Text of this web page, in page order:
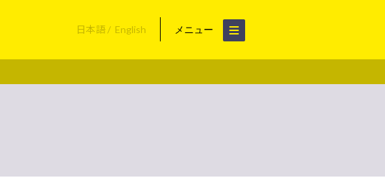
日本語 English メニュー